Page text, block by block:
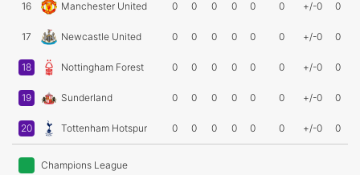
16 Manchester United 0 0 0 0 0 0 +/-0 0
17 Newcastle United 0 0 0 0 0 0 +/-0 0
18 Nottingham Forest 0 0 0 0 0 0 +/-0 0
19 Sunderland 0 0 0 0 0 0 +/-0 0
20 Tottenham Hotspur 0 0 0 0 0 0 +/-0 0
Champions League